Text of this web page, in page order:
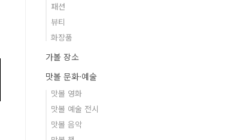
패션
뷰티
화장품
가볼 장소
맛볼 문화·예술
맛볼 영화
맛볼 예술 전시
맛볼 음악